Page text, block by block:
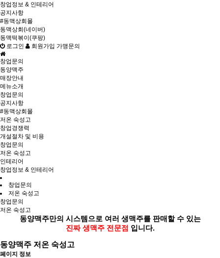
창업정보 & 인테리어
공지사항
#동맥상회몰
동맥상회(네이버)
동맥떡볶이(쿠팡)
로그인
회원가입 가맹문의
창업문의
동양맥주
매장안내
메뉴소개
창업문의
공지사항
#동맥상회몰
저온 숙성고
창업경쟁력
개설절차 및 비용
창업문의
저온 숙성고
인테리어
창업정보 & 인테리어
창업문의
저온 숙성고
창업문의
저온 숙성고
동양맥주만의 시스템으로 여러 생맥주를 판매할 수 있는
진짜 생맥주 전문점 입니다.
동양맥주 저온 숙성고
페이지 정보